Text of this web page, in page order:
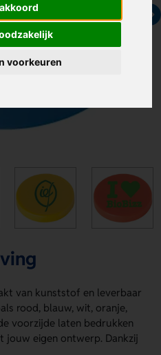
voorkeuren
van kunststof en leverbaar
rood, blauw, wit, oranje,
voorzijde laten bedrukken
jouw eigen ontwerp. Dankzij